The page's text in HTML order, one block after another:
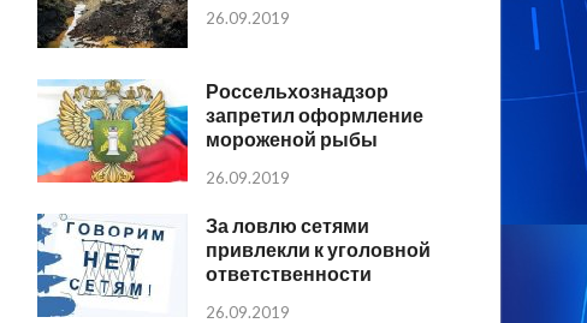
26.09.2019
Россельхознадзор
запретил оформление
мороженой рыбы
26.09.2019
За ловлю сетями
привлекли к уголовной
ответственности
26.09.2019